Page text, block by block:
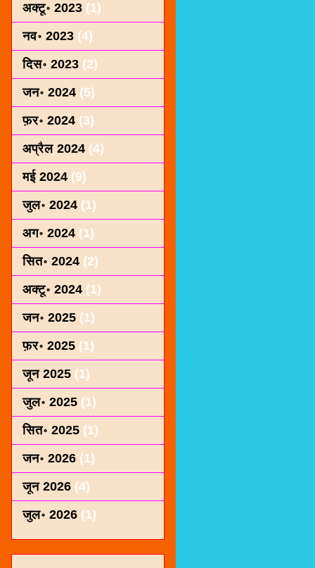
अक्टू॰ 2023 (1)
नव॰ 2023 (4)
दिस॰ 2023 (2)
जन॰ 2024 (5)
फ़र॰ 2024 (3)
अप्रैल 2024 (4)
मई 2024 (9)
जुल॰ 2024 (1)
अग॰ 2024 (1)
सित॰ 2024 (2)
अक्टू॰ 2024 (1)
जन॰ 2025 (1)
फ़र॰ 2025 (1)
जून 2025 (1)
जुल॰ 2025 (1)
सित॰ 2025 (1)
जन॰ 2026 (1)
जून 2026 (4)
जुल॰ 2026 (1)